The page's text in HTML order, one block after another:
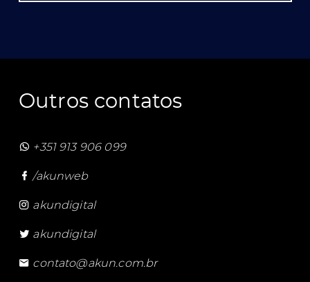
Outros contatos
+351 913 906 099
/akunweb
akundigital
akundigital
contato@akun.com.br